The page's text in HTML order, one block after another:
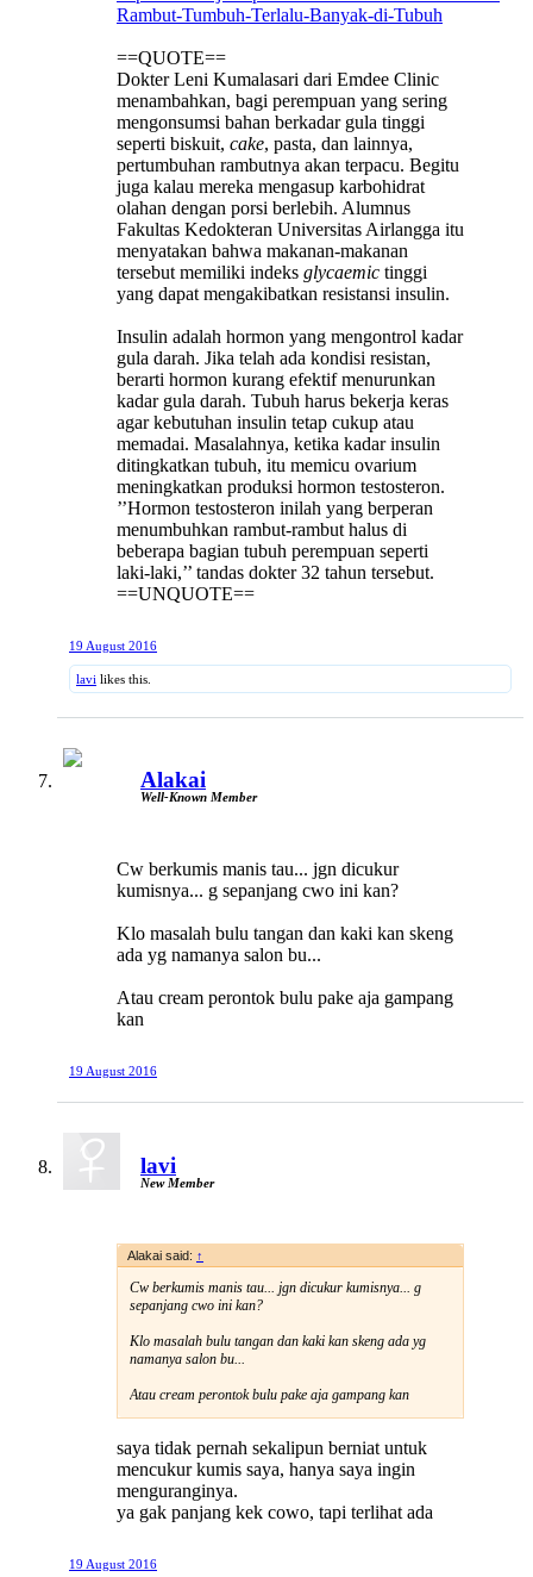
Rambut-Tumbuh-Terlalu-Banyak-di-Tubuh
==QUOTE==
Dokter Leni Kumalasari dari Emdee Clinic
menambahkan, bagi perempuan yang sering
mengonsumsi bahan berkadar gula tinggi
seperti biskuit, cake, pasta, dan lainnya,
pertumbuhan rambutnya akan terpacu. Begitu
juga kalau mereka mengasup karbohidrat
olahan dengan porsi berlebih. Alumnus
Fakultas Kedokteran Universitas Airlangga itu
menyatakan bahwa makanan-makanan
tersebut memiliki indeks glycaemic tinggi
yang dapat mengakibatkan resistansi insulin.
Insulin adalah hormon yang mengontrol kadar
gula darah. Jika telah ada kondisi resistan,
berarti hormon kurang efektif menurunkan
kadar gula darah. Tubuh harus bekerja keras
agar kebutuhan insulin tetap cukup atau
memadai. Masalahnya, ketika kadar insulin
ditingkatkan tubuh, itu memicu ovarium
meningkatkan produksi hormon testosteron.
’’Hormon testosteron inilah yang berperan
menumbuhkan rambut-rambut halus di
beberapa bagian tubuh perempuan seperti
laki-laki,’’ tandas dokter 32 tahun tersebut.
==UNQUOTE==
19 August 2016
lavi likes this.
Alakai
Well-Known Member
Cw berkumis manis tau... jgn dicukur
kumisnya... g sepanjang cwo ini kan?
Klo masalah bulu tangan dan kaki kan skeng
ada yg namanya salon bu...
Atau cream perontok bulu pake aja gampang
kan
19 August 2016
lavi
New Member
Alakai said: ↑
Cw berkumis manis tau... jgn dicukur kumisnya... g
sepanjang cwo ini kan?
Klo masalah bulu tangan dan kaki kan skeng ada yg
namanya salon bu...
Atau cream perontok bulu pake aja gampang kan
saya tidak pernah sekalipun berniat untuk
mencukur kumis saya, hanya saya ingin
menguranginya.
ya gak panjang kek cowo, tapi terlihat ada
19 August 2016